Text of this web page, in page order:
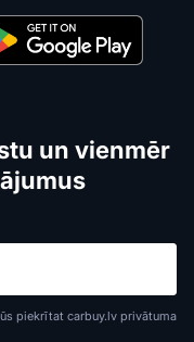
un vienmēr
piekrītat carbuy.lv privātuma